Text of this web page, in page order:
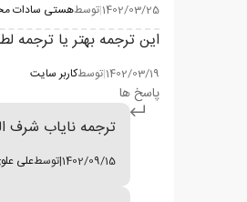
1402/03/25
|توسطهستی سادات
این ترجمه بهتر یا ترجمه
1402/03/19
|توسطکاربر سایت
پاسخ ها
ترجمه نایاب شرف
1402/09/15
|توسطعلی